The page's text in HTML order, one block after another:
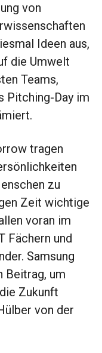
von
Ideen aus,
die Umwelt
Teams,
Pitching-Day im
tragen
zu
Zeit wichtige
voran im
Fächern und
Samsung
Beitrag, um
Zukunft
von der